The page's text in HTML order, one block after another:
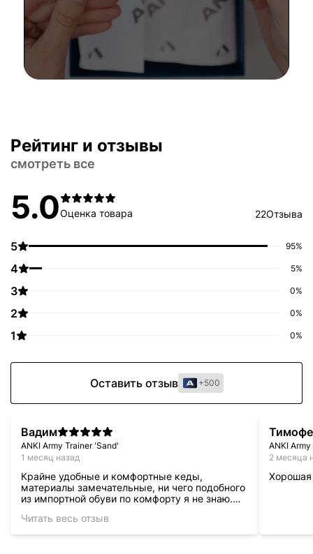
Рейтинг и отзывы
смотреть все
5.0Оценка товара 22Отзыва
5 95%
4 5%
3 0%
2 0%
1 0%
Оставить отзыв +500
Вадим
ANKI Army Trainer 'Sand'
1 месяц назад
Крайне удобные и комфортные кеды,
материалы замечательные, ни чего подобного
из импортной обуви по комфорту я не знаю.
премиум, который будет радовать и помогать
каждый день.
Читать весь отзыв
ANKI
2 месяца
Хорошая